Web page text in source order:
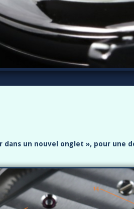
dans un nouvel onglet », pour une